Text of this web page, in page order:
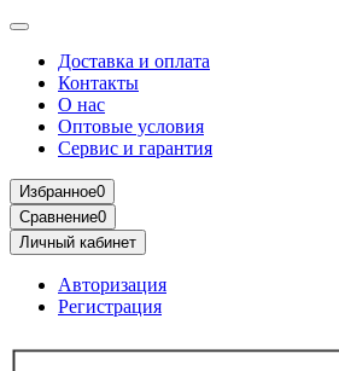
Доставка и оплата
Контакты
О нас
Оптовые условия
Сервис и гарантия
Избранное0
Сравнение0
Личный кабинет
Авторизация
Регистрация